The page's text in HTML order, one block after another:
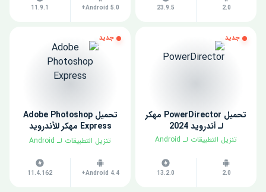
2.0
23.9.5
Android 5.0+
11.9.1
جديد
تحميل PowerDirector مهكر
لـ أندرويد 2024
​تنزيل التطبيقات لـ ​Android
2.0
13.2.0
جديد
تحميل Adobe Photoshop
Express مهكر للأندرويد
2024
​تنزيل التطبيقات لـ ​Android
Android 4.4+
11.4.162